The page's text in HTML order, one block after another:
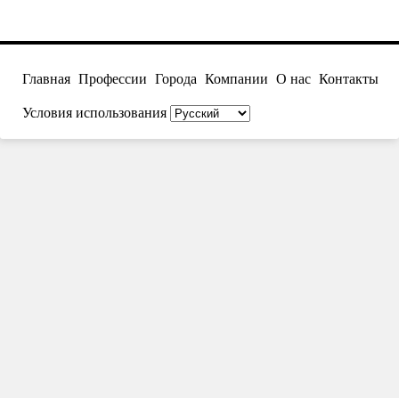
Главная Профессии Города Компании О нас Контакты
Условия использования